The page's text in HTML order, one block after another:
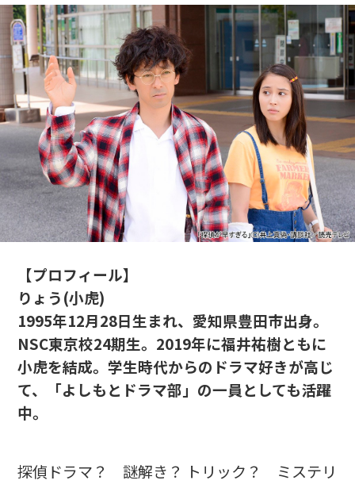
【プロフィール】
りょう(小虎)
1995年12月28日生まれ、愛知県豊田市出身。
NSC東京校24期生。2019年に福井祐樹ともに
小虎を結成。学生時代からのドラマ好きが高じ
て、「よしもとドラマ部」の一員としても活躍
中。
探偵ドラマ？ 謎解き？ トリック？ ミステリ